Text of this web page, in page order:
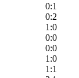
0:1
0:2
1:0
0:0
0:0
1:0
1:1